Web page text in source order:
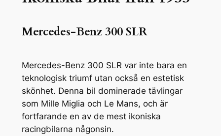
Mercedes-Benz 300 SLR
Mercedes-Benz 300 SLR var inte bara en
teknologisk triumf utan också en estetisk
skönhet. Denna bil dominerade tävlingar
som Mille Miglia och Le Mans, och är
fortfarande en av de mest ikoniska
racingbilarna någonsin.